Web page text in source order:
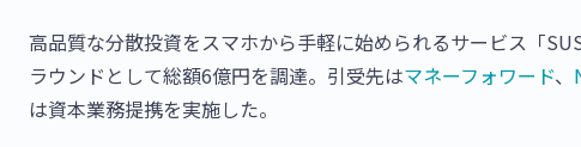
高品質な分散投資をスマホから手軽に始められるサービス「
ラウンドとして総額6億円を調達。引受先はマネーフォワード、
は資本業務提携を実施した。